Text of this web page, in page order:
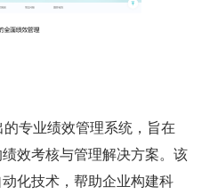
专业绩效管理系统，旨在
效考核与管理解决方案。该
化技术，帮助企业构建科